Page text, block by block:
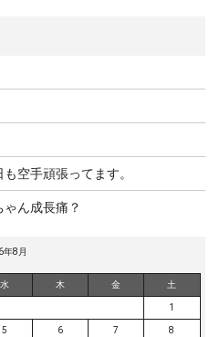
空手頑張ってます。
ん成長痛？
年8月
水 木 金 土
1
5 6 7 8